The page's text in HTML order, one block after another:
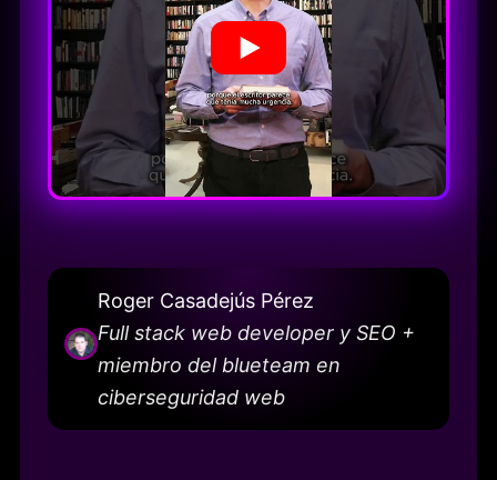
Roger Casadejús Pérez
Full stack web developer y SEO +
miembro del blueteam en
ciberseguridad web